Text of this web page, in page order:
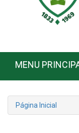
MENU
Página Inicial